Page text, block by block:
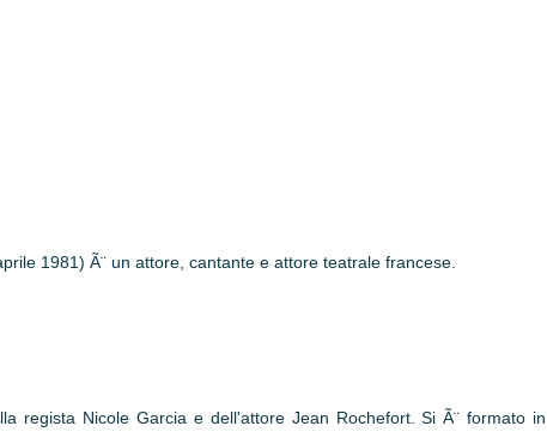
1981) Ã¨ un attore, cantante e attore teatrale francese.
regista Nicole Garcia e dell'attore Jean Rochefort. Si Ã¨ formato in